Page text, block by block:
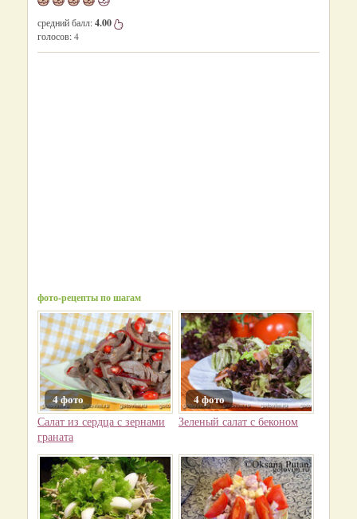
средний балл:4.00
голосов:4
фото-рецепты по шагам
4 фото
Салат из сердца с зернами
граната
4 фото
Зеленый салат с беконом